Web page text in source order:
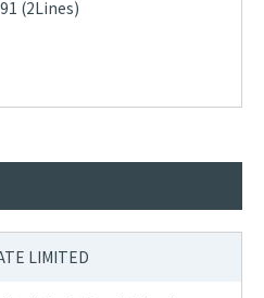
(2Lines)
LIMITED